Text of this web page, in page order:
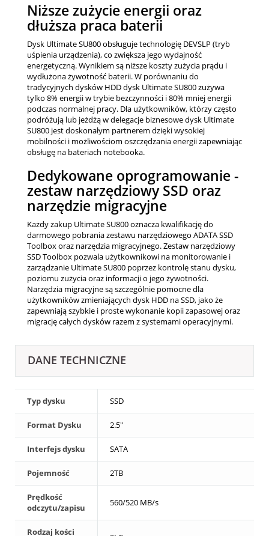
Niższe zużycie energii oraz
dłuższa praca baterii
Dysk Ultimate SU800 obsługuje technologię DEVSLP (tryb
uśpienia urządzenia), co zwiększa jego wydajność
energetyczną. Wynikiem są niższe koszty zużycia prądu i
wydłużona żywotność baterii. W porównaniu do
tradycyjnych dysków HDD dysk Ultimate SU800 zużywa
tylko 8% energii w trybie bezczynności i 80% mniej energii
podczas normalnej pracy. Dla użytkowników, którzy często
podróżują lub jeżdżą w delegacje biznesowe dysk Ultimate
SU800 jest doskonałym partnerem dzięki wysokiej
mobilności i możliwościom oszczędzania energii zapewniając
obsługę na bateriach notebooka.
Dedykowane oprogramowanie -
zestaw narzędziowy SSD oraz
narzędzie migracyjne
Każdy zakup Ultimate SU800 oznacza kwalifikację do
darmowego pobrania zestawu narzędziowego ADATA SSD
Toolbox oraz narzędzia migracyjnego. Zestaw narzędziowy
SSD Toolbox pozwala użytkownikowi na monitorowanie i
zarządzanie Ultimate SU800 poprzez kontrolę stanu dysku,
poziomu zużycia oraz informacji o jego żywotności.
Narzędzia migracyjne są szczególnie pomocne dla
użytkowników zmieniających dysk HDD na SSD, jako że
zapewniają szybkie i proste wykonanie kopii zapasowej oraz
migrację całych dysków razem z systemami operacyjnymi.
DANE TECHNICZNE
Typ dysku SSD
Format Dysku 2.5"
Interfejs dysku SATA
Pojemność 2TB
Prędkość
odczytu/zapisu
560/520 MB/s
Rodzaj kości